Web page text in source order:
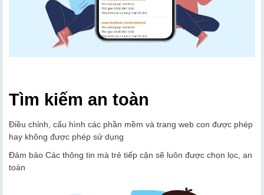
Tìm kiếm an toàn
Điều chỉnh, cấu hình các phần mềm và trang web con được phép
hay không được phép sử dụng
Đảm bảo Các thông tin mà trẻ tiếp cận sẽ luôn được chọn lọc, an
toàn